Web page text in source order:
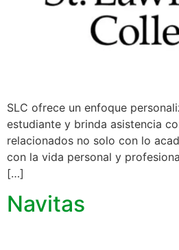
SLC ofrece un enfoque
estudiante y brinda asistencia
relacionados no solo con lo
con la vida personal y
[…]
Navitas